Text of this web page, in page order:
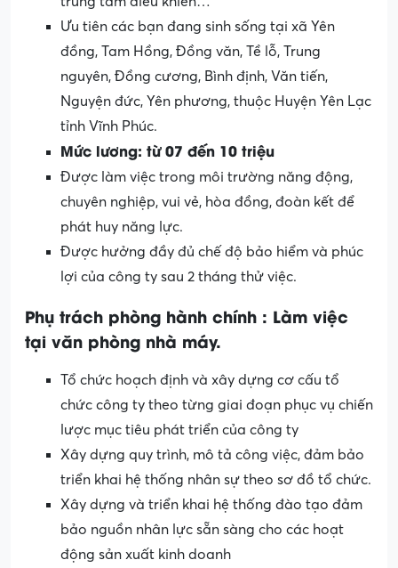
Ưu tiên các bạn đang sinh sống tại xã Yên
đồng, Tam Hồng, Đồng văn, Tề lỗ, Trung
nguyên, Đồng cương, Bình định, Văn tiến,
Nguyện đức, Yên phương, thuộc Huyện Yên Lạc
tỉnh Vĩnh Phúc.
Mức lương: từ 07 đến 10 triệu
Được làm việc trong môi trường năng động,
chuyên nghiệp, vui vẻ, hòa đồng, đoàn kết để
phát huy năng lực.
Được hưởng đầy đủ chế độ bảo hiểm và phúc
lợi của công ty sau 2 tháng thử việc.
Phụ trách phòng hành chính : Làm việc
tại văn phòng nhà máy.
Tổ chức hoạch định và xây dựng cơ cấu tổ
chức công ty theo từng giai đoạn phục vụ chiến
lược mục tiêu phát triển của công ty
Xây dựng quy trình, mô tả công việc, đảm bảo
triển khai hệ thống nhân sự theo sơ đồ tổ chức.
Xây dựng và triển khai hệ thống đào tạo đảm
bảo nguồn nhân lực sẵn sàng cho các hoạt
động sản xuất kinh doanh